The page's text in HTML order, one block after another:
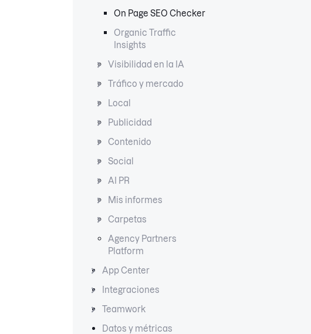
On Page SEO Checker
Organic Traffic
Insights
Visibilidad en la IA
Tráfico y mercado
Local
Publicidad
Contenido
Social
AI PR
Mis informes
Carpetas
Agency Partners
Platform
App Center
Integraciones
Teamwork
Datos y métricas